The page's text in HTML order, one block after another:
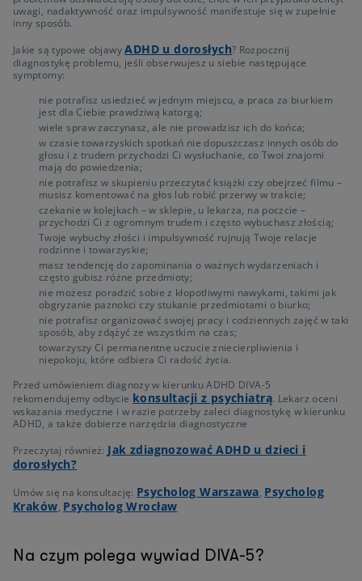
uwagi, nadaktywność oraz impulsywność manifestuje się w zupełnie
inny sposób.
Jakie są typowe objawyADHD u dorosłych? Rozpocznij
diagnostykę problemu, jeśli obserwujesz u siebie następujące
symptomy:
nie potrafisz usiedzieć w jednym miejscu, a praca za biurkiem
jest dla Ciebie prawdziwą katorgą;
wiele spraw zaczynasz, ale nie prowadzisz ich do końca;
w czasie towarzyskich spotkań nie dopuszczasz innych osób do
głosu i z trudem przychodzi Ci wysłuchanie, co Twoi znajomi
mają do powiedzenia;
nie potrafisz w skupieniu przeczytać książki czy obejrzeć filmu –
musisz komentować na głos lub robić przerwy w trakcie;
czekanie w kolejkach – w sklepie, u lekarza, na poczcie –
przychodzi Ci z ogromnym trudem i często wybuchasz złością;
Twoje wybuchy złości i impulsywność rujnują Twoje relacje
rodzinne i towarzyskie;
masz tendencję do zapominania o ważnych wydarzeniach i
często gubisz różne przedmioty;
nie możesz poradzić sobie z kłopotliwymi nawykami, takimi jak
obgryzanie paznokci czy stukanie przedmiotami o biurko;
nie potrafisz organizować swojej pracy i codziennych zajęć w taki
sposób, aby zdążyć ze wszystkim na czas;
towarzyszy Ci permanentne uczucie zniecierpliwienia i
niepokoju, które odbiera Ci radość życia.
Przed umówieniem diagnozy w kierunku ADHD DIVA-5
rekomendujemy odbycie konsultacji z psychiatrą. Lekarz oceni
wskazania medyczne i w razie potrzeby zaleci diagnostykę w kierunku
ADHD, a także dobierze narzędzia diagnostyczne
Przeczytaj również: Jak zdiagnozować ADHD u dzieci i
dorosłych?
Umów się na konsultację: Psycholog Warszawa, Psycholog
Kraków, Psycholog Wrocław
Na czym polega wywiad DIVA-5?